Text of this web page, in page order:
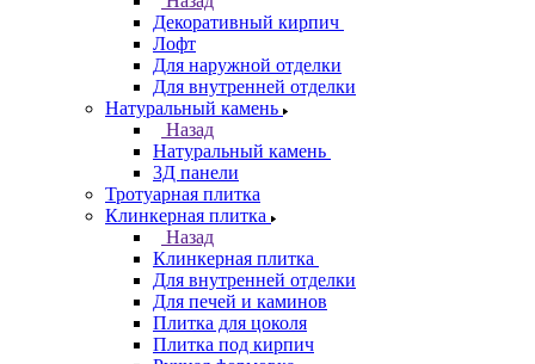
Декоративный кирпич
Лофт
Для наружной отделки
Для внутренней отделки
Натуральный камень
Назад
Натуральный камень
3Д панели
Тротуарная плитка
Клинкерная плитка
Назад
Клинкерная плитка
Для внутренней отделки
Для печей и каминов
Плитка для цоколя
Плитка под кирпич